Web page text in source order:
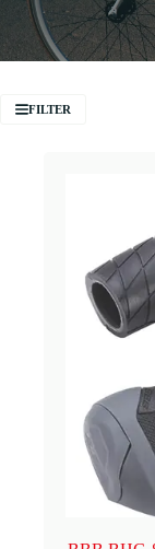
FILTER